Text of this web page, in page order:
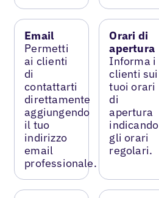
Email
Permetti
ai clienti
di
contattarti
direttamente
aggiungendo
il tuo
indirizzo
email
professionale.
Orari di
apertura
Informa i
clienti sui
tuoi orari
di
apertura
indicando
gli orari
regolari.